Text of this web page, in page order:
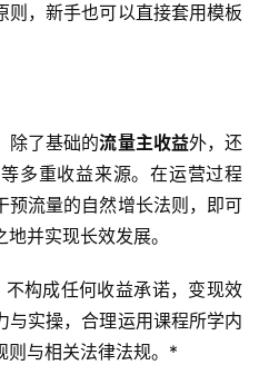
则，新手也可以直接套用模板
除了基础的流量主收益外，还
多重收益来源。在运营过程
预流量的自然增长法则，即可
并实现长效发展。
构成任何收益承诺，变现效
与实操，合理运用课程所学内
则与相关法律法规。*